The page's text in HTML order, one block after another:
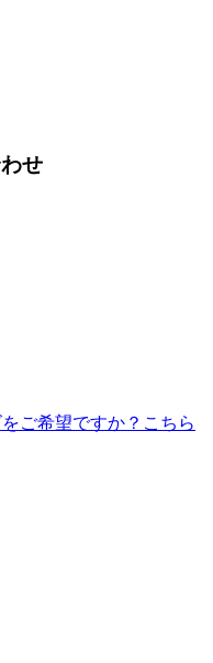
せ
ご希望ですか？こちら